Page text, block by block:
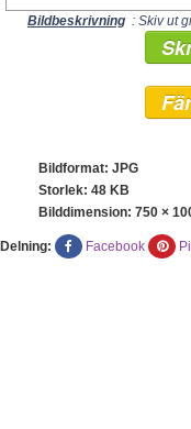
Bildbeskrivning : Skiv ut
Bildformat: JPG
Storlek: 48 KB
Bilddimension: 750 ×
Delning: Facebook